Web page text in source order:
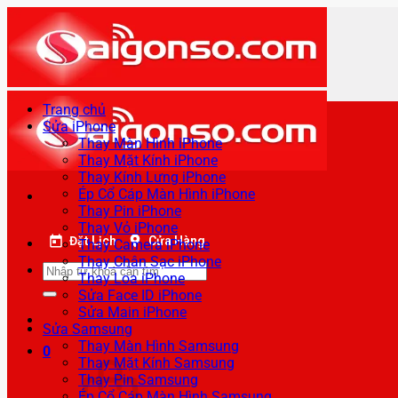
qua
nội
dung
Đặt Lịch Cửa Hàng
Tìm
kiếm:
0
Trang chủ
Sửa iPhone
Thay Màn Hình iPhone
Thay Mặt Kính iPhone
Thay Kính Lưng iPhone
Ép Cổ Cáp Màn Hình iPhone
Thay Pin iPhone
Thay Vỏ iPhone
Thay Camera iPhone
Thay Chân Sạc iPhone
Thay Loa iPhone
Sửa Face ID iPhone
Sửa Main iPhone
Sửa Samsung
Thay Màn Hình Samsung
Thay Mặt Kính Samsung
Thay Pin Samsung